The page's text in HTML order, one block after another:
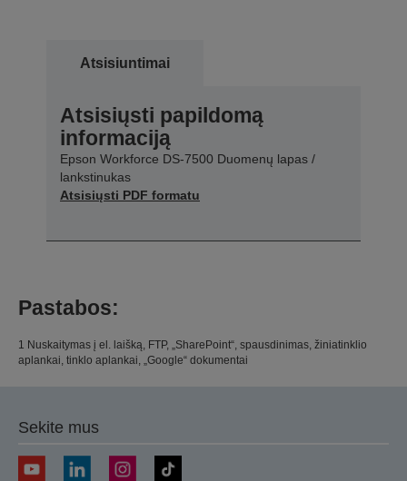
Atsisiuntimai
Atsisiųsti papildomą
informaciją
Epson Workforce DS-7500 Duomenų lapas /
lankstinukas
Atsisiųsti PDF formatu
Pastabos:
1 Nuskaitymas į el. laišką, FTP, „SharePoint“, spausdinimas, žiniatinklio
aplankai, tinklo aplankai, „Google“ dokumentai
Sekite mus